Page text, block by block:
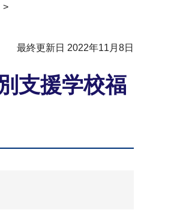
最終更新日 2022年11月8日
支援学校福